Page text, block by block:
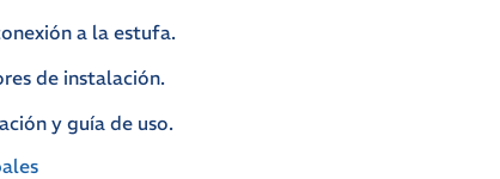
a la estufa.
de instalación.
y guía de uso.